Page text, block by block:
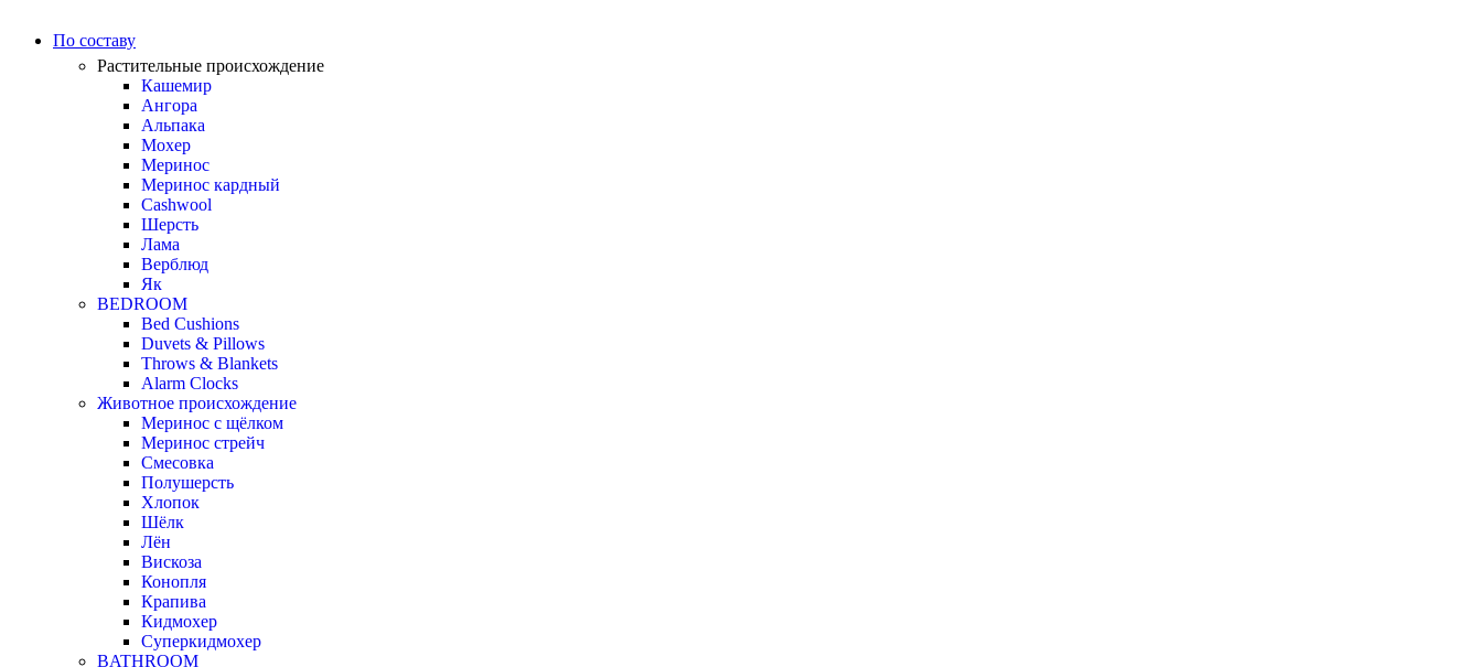
По составу
Растительные происхождение
Кашемир
Ангора
Альпака
Мохер
Меринос
Меринос кардный
Cashwool
Шерсть
Лама
Верблюд
Як
BEDROOM
Bed Cushions
Duvets & Pillows
Throws & Blankets
Alarm Clocks
Животное происхождение
Меринос с щёлком
Меринос стрейч
Смесовка
Полушерсть
Хлопок
Шёлк
Лён
Вискоза
Конопля
Крапива
Кидмохер
Суперкидмохер
BATHROOM